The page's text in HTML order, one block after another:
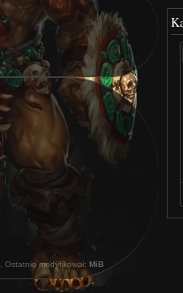
, Ostatnio modyfikował: MiB